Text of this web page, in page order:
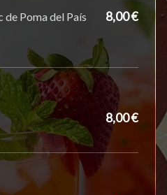
de Poma del País
8,00 €
8,00 €